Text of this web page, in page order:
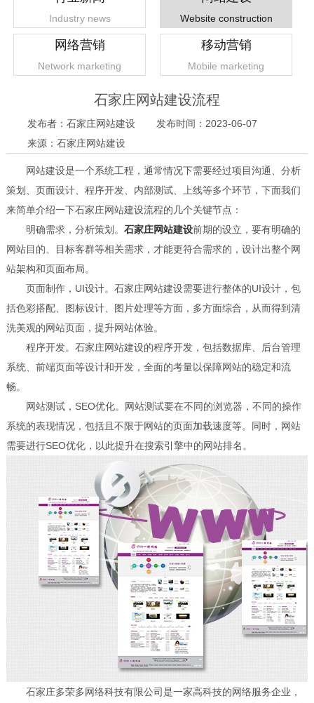
3 4
Industry news Website construction
网络营销
Network marketing
移动营销
Mobile marketing
石家庄网站建设流程
发布者：石家庄网站建设
发布时间：2023-06-07
来源：石家庄网站建设
网站建设是一个系统工程，通常情况下需要经过项目沟通、分析
策划、页面设计、程序开发、内部测试、上线等多个环节，下面我们
来简单介绍一下石家庄网站建设流程的几个关键节点：
明确需求，分析策划。 石家庄网站建设前期的设立，要有明确的
网站目的、目标客群等相关需求，才能更符合需求的，设计出整个网
站架构和页面布局。
页面制作，UI设计。石家庄网站建设需要进行整体的UI设计，包
括色彩搭配、图标设计、图片处理等方面，多方面综合，从而得到清
洗美观的网站页面，提升网站体验。
程序开发。石家庄网站建设的程序开发，包括数据库、后台管理
系统、前端页面等设计和开发，全面的考量以保障网站的稳定和流
畅。
网站测试，SEO优化。网站测试要在不同的浏览器，不同的操作
系统的表现情况，包括且不限于网站的页面加载速度等。同时，网站
需要进行SEO优化，以此提升在搜索引擎中的网站排名。
石家庄多荣多网络科技有限公司是一家高科技的网络服务企业，